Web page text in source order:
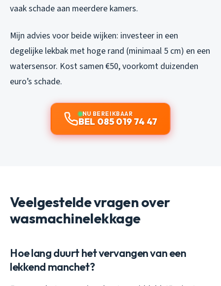
vaak schade aan meerdere kamers.
Mijn advies voor beide wijken: investeer in een
degelijke lekbak met hoge rand (minimaal 5 cm) en een
watersensor. Kost samen €50, voorkomt duizenden
euro’s schade.
NU BEREIKBAAR
BEL 085 019 74 47
Veelgestelde vragen over
wasmachinelekkage
Hoe lang duurt het vervangen van een
lekkend manchet?